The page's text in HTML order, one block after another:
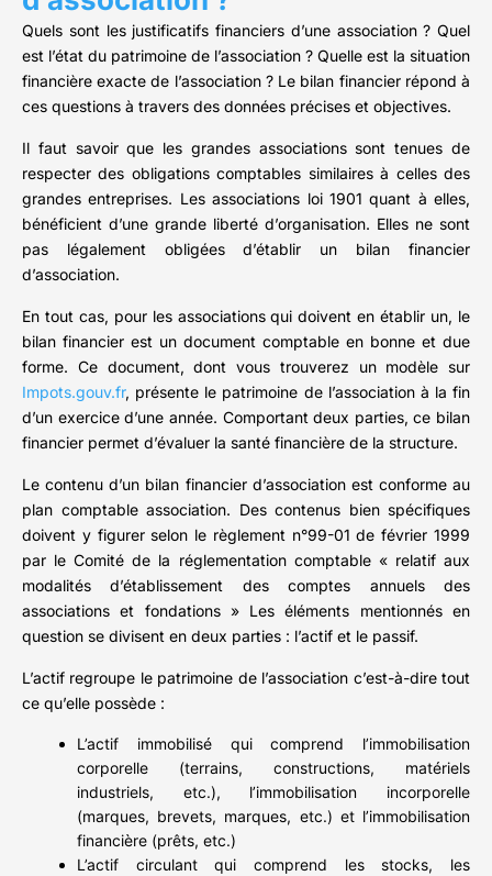
Quels sont les justificatifs financiers d’une association ? Quel
est l’état du patrimoine de l’association ? Quelle est la situation
financière exacte de l’association ? Le bilan financier répond à
ces questions à travers des données précises et objectives.
Il faut savoir que les grandes associations sont tenues de
respecter des obligations comptables similaires à celles des
grandes entreprises. Les associations loi 1901 quant à elles,
bénéficient d’une grande liberté d’organisation. Elles ne sont
pas légalement obligées d’établir un bilan financier
d’association.
En tout cas, pour les associations qui doivent en établir un, le
bilan financier est un document comptable en bonne et due
forme. Ce document, dont vous trouverez un modèle sur
Impots.gouv.fr, présente le patrimoine de l’association à la fin
d’un exercice d’une année. Comportant deux parties, ce bilan
financier permet d’évaluer la santé financière de la structure.
Le contenu d’un bilan financier d’association est conforme au
plan comptable association. Des contenus bien spécifiques
doivent y figurer selon le règlement n°99-01 de février 1999
par le Comité de la réglementation comptable « relatif aux
modalités d’établissement des comptes annuels des
associations et fondations » Les éléments mentionnés en
question se divisent en deux parties : l’actif et le passif.
L’actif regroupe le patrimoine de l’association c’est-à-dire tout
ce qu’elle possède :
L’actif immobilisé qui comprend l’immobilisation
corporelle (terrains, constructions, matériels
industriels, etc.), l’immobilisation incorporelle
(marques, brevets, marques, etc.) et l’immobilisation
financière (prêts, etc.)
L’actif circulant qui comprend les stocks, les